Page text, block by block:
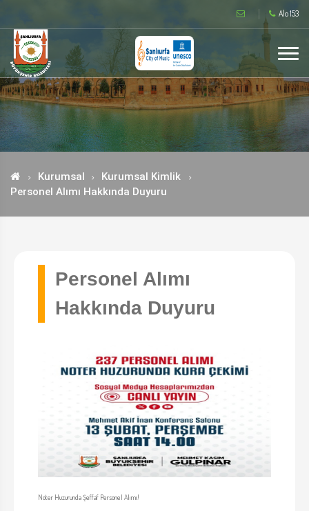
Alo 153
Kurumsal
Kurumsal Kimlik
Personel Alımı Hakkında Duyuru
Personel Alımı
Hakkında Duyuru
Noter Huzurunda Şeffaf Personel Alımı!